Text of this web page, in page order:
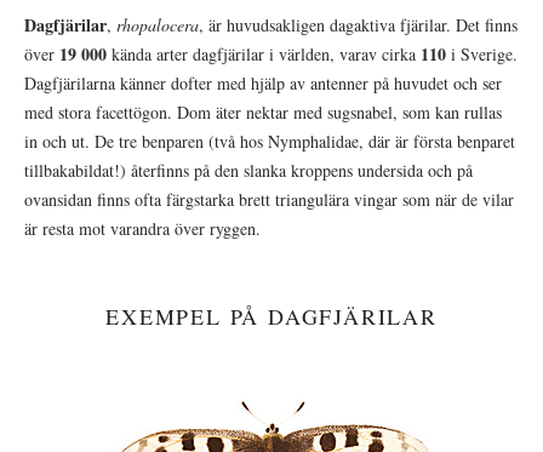
Dagfjärilar, rhopalocera, är huvudsakligen dagaktiva fjärilar. Det finns
över 19 000 kända arter dagfjärilar i världen, varav cirka 110 i Sverige.
Dagfjärilarna känner dofter med hjälp av antenner på huvudet och ser
med stora facettögon. Dom äter nektar med sugsnabel, som kan rullas
in och ut. De tre benparen (två hos Nymphalidae, där är första benparet
tillbakabildat!) återfinns på den slanka kroppens undersida och på
ovansidan finns ofta färgstarka brett triangulära vingar som när de vilar
är resta mot varandra över ryggen.
EXEMPEL PÅ DAGFJÄRILAR